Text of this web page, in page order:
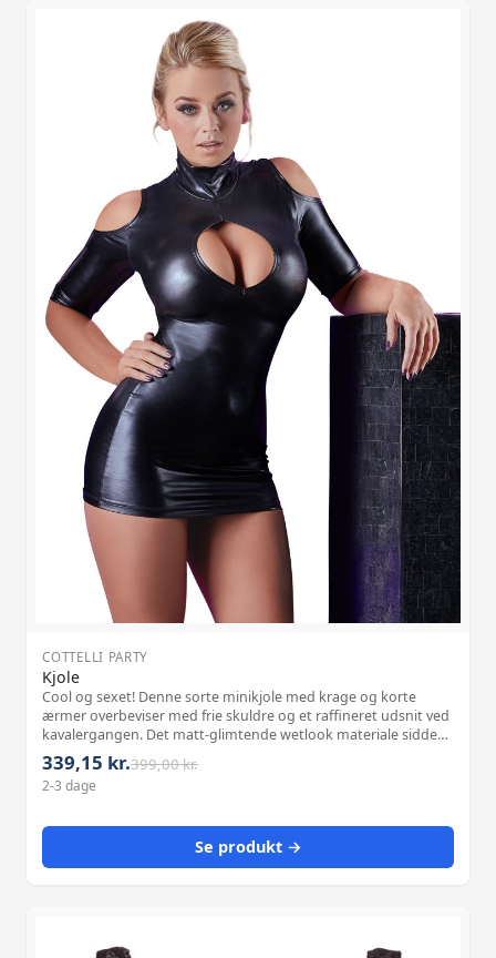
COTTELLI PARTY
Kjole
Cool og sexet! Denne sorte minikjole med krage og korte
ærmer overbeviser med frie skuldre og et raffineret udsnit ved
kavalergangen. Det matt-glimtende wetlook materiale sidder
stramt og fremhæver dine kvindelige former forførende.
Materiale: 92% polyest
339,15 kr.399,00 kr.
2-3 dage
Se produkt →